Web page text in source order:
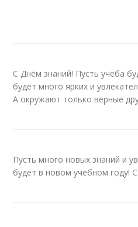
С Днём знаний! Пусть учёба
будет много ярких и
А окружают только верные
Пусть много новых знаний и
будет в новом учебном году!